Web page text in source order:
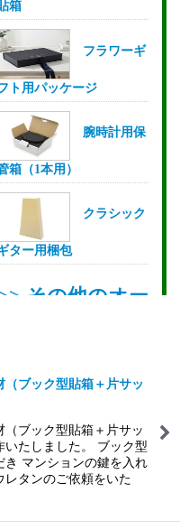
ブック型貼箱＋片サッ
ブック型貼箱＋片サッ
たしました。 ブック型
き マンションの鍵を入れ
レタンのご依頼をいた